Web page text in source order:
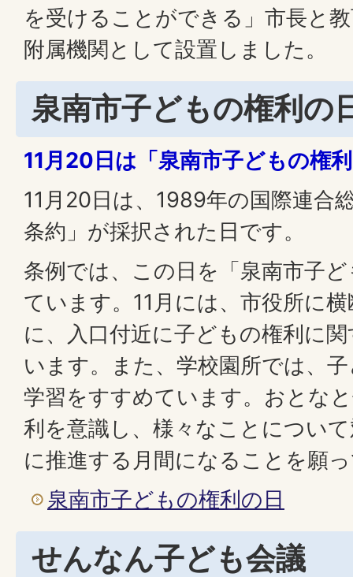
を受けることができる」市長と
附属機関として設置しました。
泉南市子どもの権利の
11月20日は「泉南市子どもの権
11月20日は、1989年の国際連合
条約」が採択された日です。
条例では、この日を「泉南市子
ています。11月には、市役所に
に、入口付近に子どもの権利に
います。また、学校園所では、
学習をすすめています。おとな
利を意識し、様々なことについ
に推進する月間になることを願
泉南市子どもの権利の日
せんなん子ども会議